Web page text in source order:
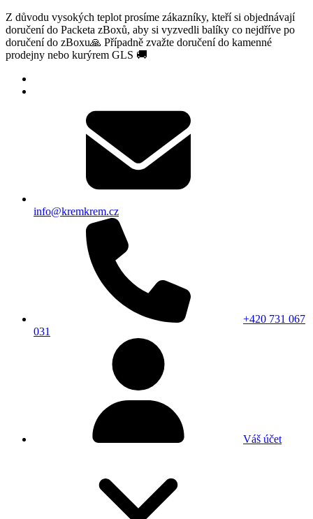
Z důvodu vysokých teplot prosíme zákazníky, kteří si objednávají
doručení do Packeta zBoxů, aby si vyzvedli balíky co nejdříve po
doručení do zBoxu🙏 Případně zvažte doručení do kamenné
prodejny nebo kurýrem GLS 🚚
info@kremkrem.cz
+420 731 067
031
Váš účet